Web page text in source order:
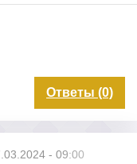
Ответы (0)
- 09:00